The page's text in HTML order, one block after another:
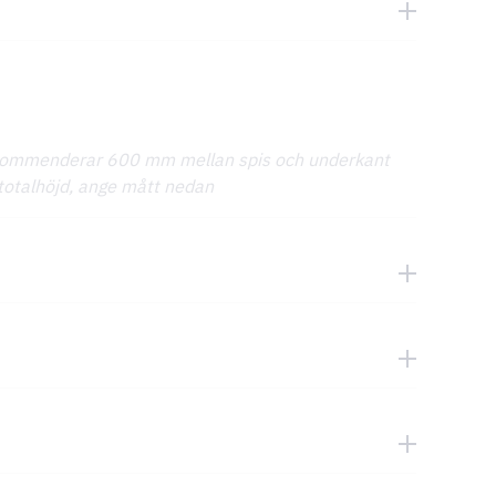
600 mm mellan spis och underkant
ange mått nedan